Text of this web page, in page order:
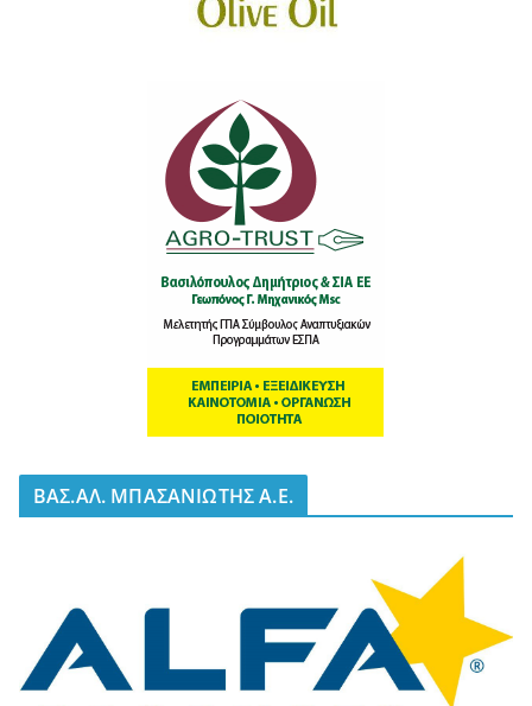
BΑΣ.ΑΛ. ΜΠΑΣΑΝΙΩΤΗΣ Α.Ε.